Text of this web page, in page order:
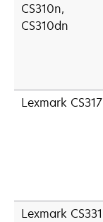
CS310n,
CS310dn
Lexmark CS317
Lexmark CS331